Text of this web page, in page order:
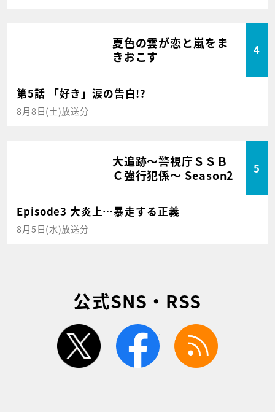
夏色の雲が恋と嵐をま
きおこす
4
第5話 「好き」涙の告白!?
8月8日(土)放送分
大追跡～警視庁ＳＳＢ
Ｃ強行犯係～ Season2
5
Episode3 大炎上…暴走する正義
8月5日(水)放送分
公式SNS・RSS
twitter facebook